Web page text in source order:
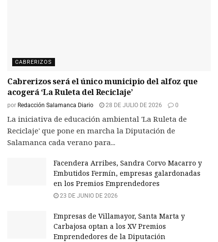
CABRERIZOS
Cabrerizos será el único municipio del alfoz que
acogerá ‘La Ruleta del Reciclaje’
por Redacción Salamanca Diario 28 DE JULIO DE 2026 0
La iniciativa de educación ambiental 'La Ruleta de
Reciclaje' que pone en marcha la Diputación de
Salamanca cada verano para...
Facendera Arribes, Sandra Corvo Macarro y
Embutidos Fermín, empresas galardonadas
en los Premios Emprendedores
23 DE JUNIO DE 2026
Empresas de Villamayor, Santa Marta y
Carbajosa optan a los XV Premios
Emprendedores de la Diputación